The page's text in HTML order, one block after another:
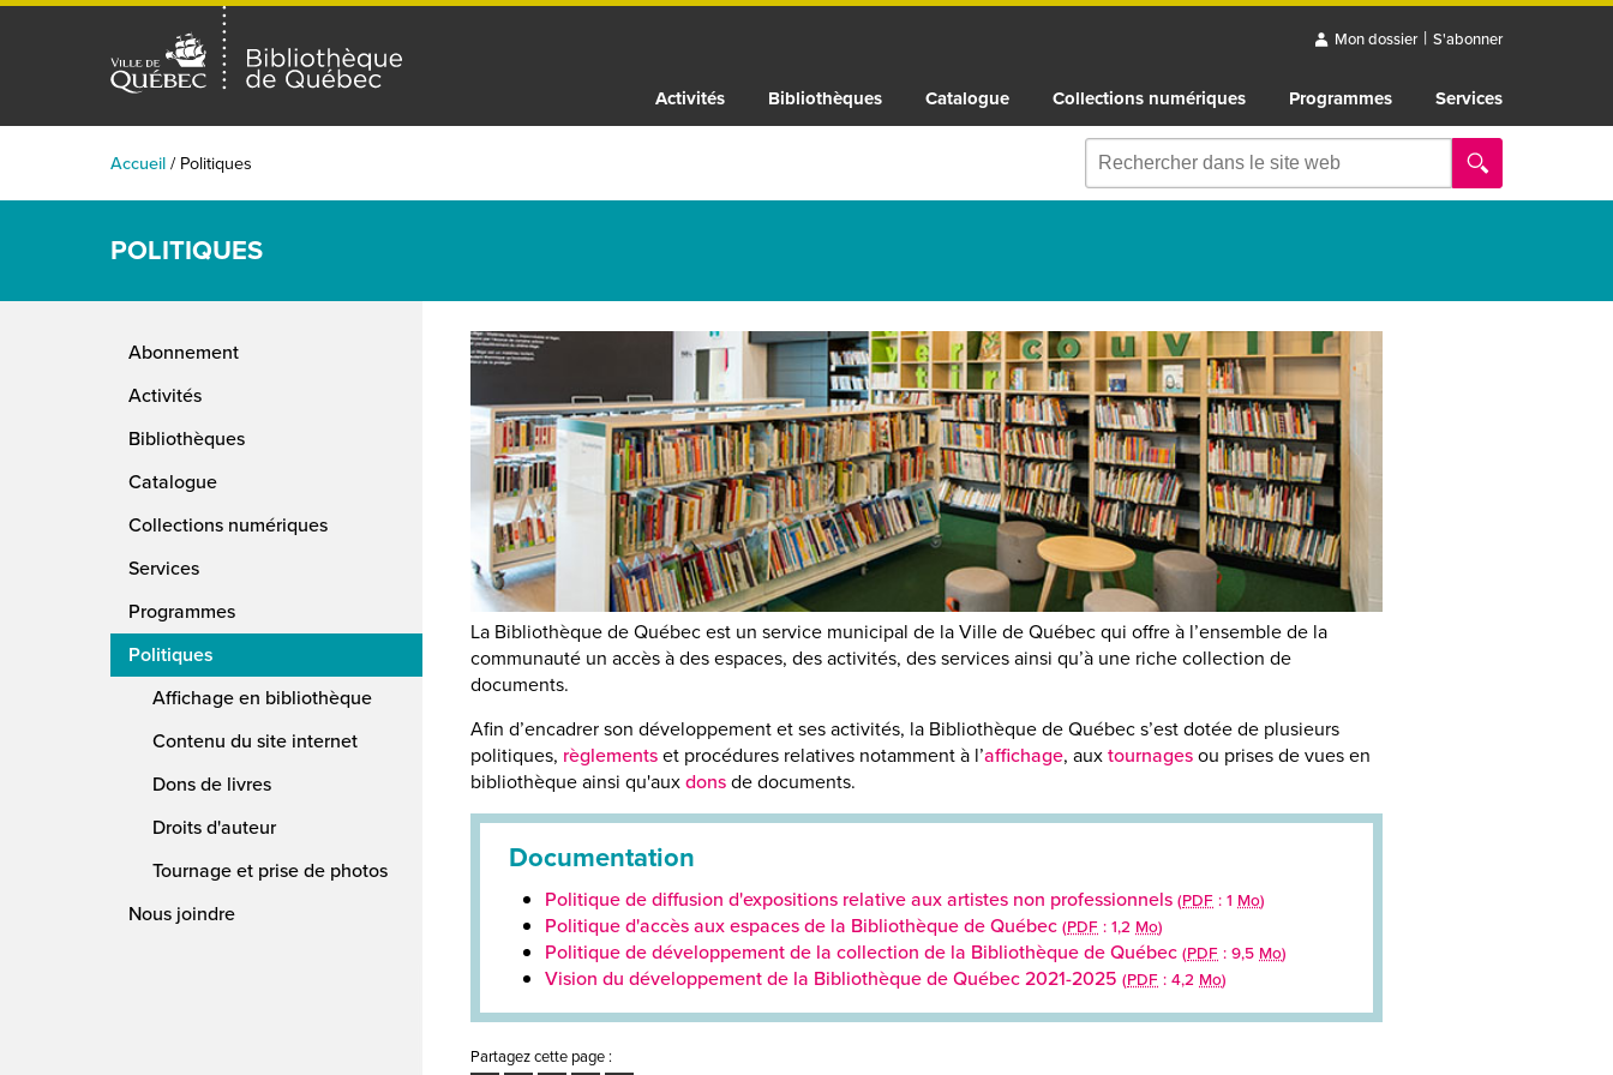
Mon dossier | S'abonner
Activités Bibliothèques Catalogue Collections numériques Programmes Services
Accueil/ Politiques
POLITIQUES
Abonnement
Activités
Bibliothèques
Catalogue
Collections numériques
Services
Programmes
Politiques
Affichage en bibliothèque
Contenu du site internet
Dons de livres
Droits d'auteur
Tournage et prise de photos
Nous joindre
La Bibliothèque de Québec est un service municipal de la Ville de Québec qui offre à l’ensemble de la
communauté un accès à des espaces, des activités, des services ainsi qu’à une riche collection de
documents.
Afin d’encadrer son développement et ses activités, la Bibliothèque de Québec s’est dotée de plusieurs
politiques, règlementset procédures relatives notamment à l’affichage, auxtournagesou prises de vues en
bibliothèque ainsi qu'auxdonsde documents.
Documentation
Politique de diffusion d'expositions relative aux artistes non professionnels (PDF : 1 Mo)
Politique d'accès aux espaces de la Bibliothèque de Québec (PDF : 1,2 Mo)
Politique de développement de la collection de la Bibliothèque de Québec (PDF : 9,5 Mo)
Vision du développement de la Bibliothèque de Québec 2021-2025 (PDF : 4,2 Mo)
Partagez cette page :